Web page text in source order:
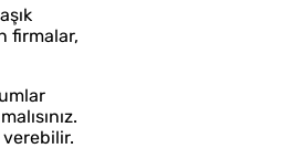
firmalar,
verebilir.